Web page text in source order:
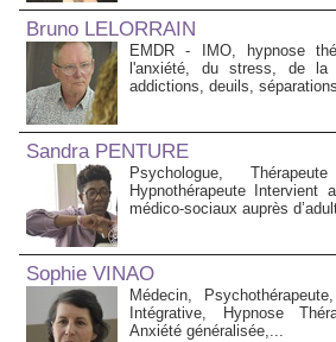
Bruno LELORRAIN
EMDR - IMO, hypnose
l'anxiété, du stress, de
addictions, deuils,
Sandra PENTURE
Psychologue,
Hypnothérapeute Intervient
médico‑sociaux auprès
Sophie VINAO
Médecin,
Intégrative, Hypnose
Anxiété généralisée,...